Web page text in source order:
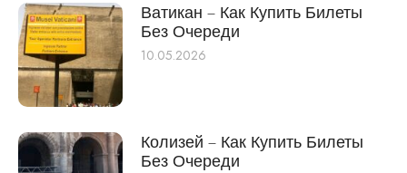
Ватикан – Как Купить Билеты
Без Очереди
10.05.2026
Колизей – Как Купить Билеты
Без Очереди